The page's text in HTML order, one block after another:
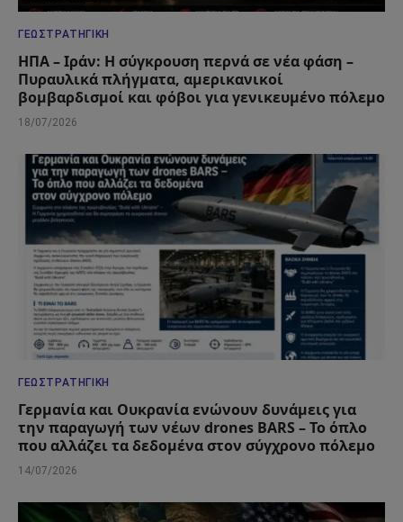
ΓΕΩΣΤΡΑΤΗΓΙΚΉ
ΗΠΑ – Ιράν: Η σύγκρουση περνά σε νέα φάση –
Πυραυλικά πλήγματα, αμερικανικοί
βομβαρδισμοί και φόβοι για γενικευμένο πόλεμο
18/07/2026
ΓΕΩΣΤΡΑΤΗΓΙΚΉ
Γερμανία και Ουκρανία ενώνουν δυνάμεις για
την παραγωγή των νέων drones BARS – Το όπλο
που αλλάζει τα δεδομένα στον σύγχρονο πόλεμο
14/07/2026